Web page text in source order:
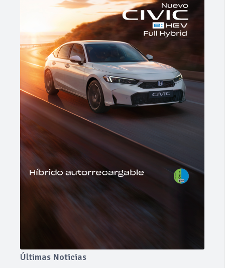
Últimas Noticias